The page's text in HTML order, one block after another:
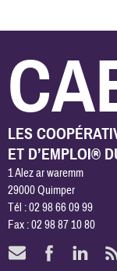
LES
ET D’EMPLOI®
1 Alez ar waremm
29000 Quimper
Tél : 02 98 66 09 99
Fax : 02 98 87 10 80